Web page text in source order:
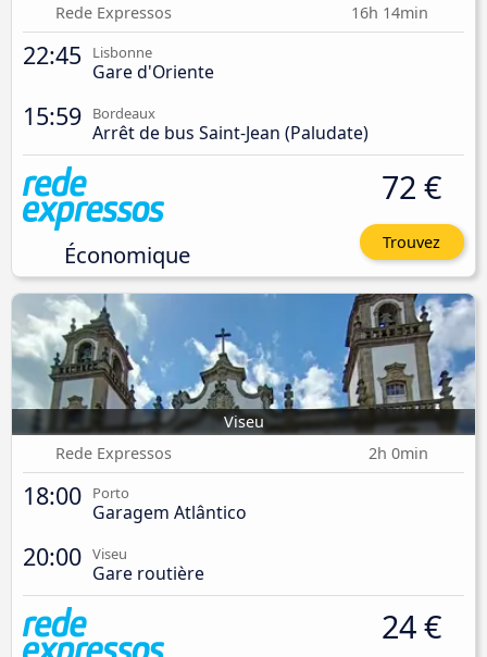
Rede Expressos
16h 14min
22:45 Lisbonne
Gare d'Oriente
15:59 Bordeaux
Arrêt de bus Saint-Jean (Paludate)
Économique
72 €
Trouvez
Viseu
Rede Expressos
2h 0min
18:00 Porto
Garagem Atlântico
20:00 Viseu
Gare routière
24 €